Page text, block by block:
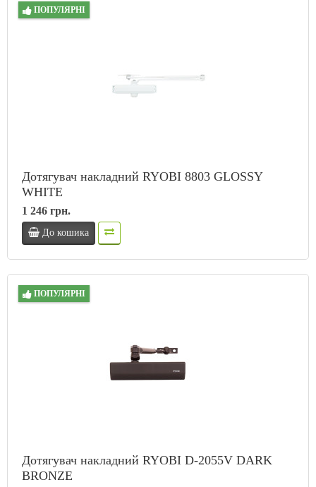
ПОПУЛЯРНІ
Дотягувач накладний RYOBI 8803 GLOSSY
WHITE
1 246 грн.
До кошика
ПОПУЛЯРНІ
Дотягувач накладний RYOBI D-2055V DARK
BRONZE